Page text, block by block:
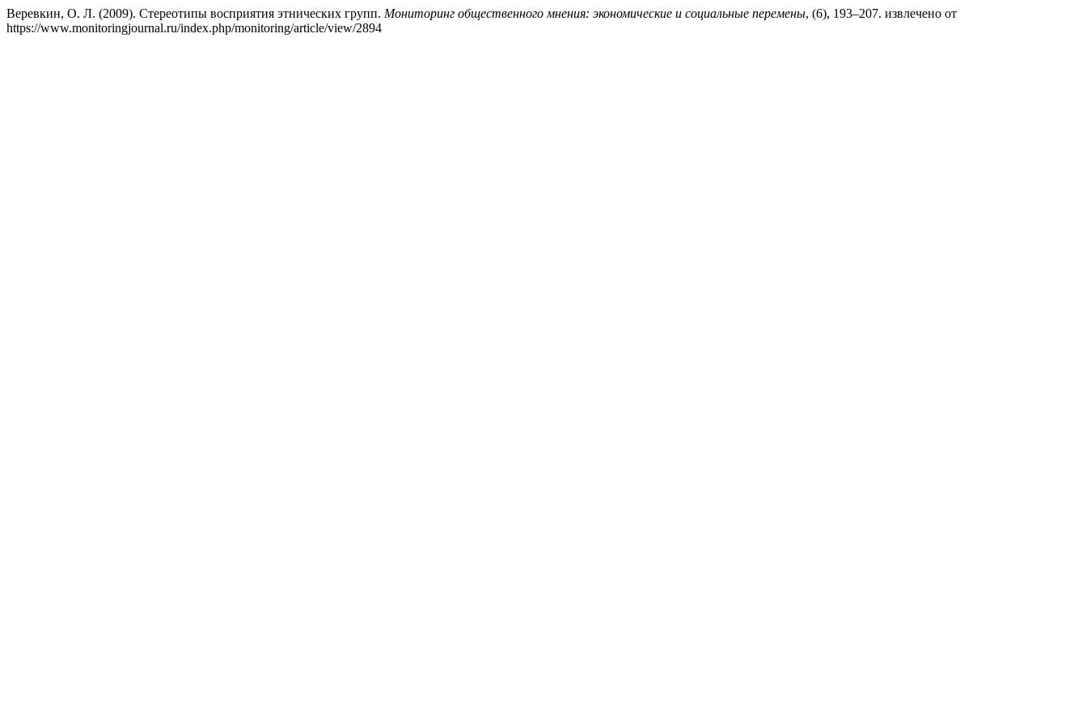
Веревкин, О. Л. (2009). Стереотипы восприятия этнических групп. Мониторинг общественного мнения: экономические и социальные перемены, (6), 193–207. извлечено от
https://www.monitoringjournal.ru/index.php/monitoring/article/view/2894